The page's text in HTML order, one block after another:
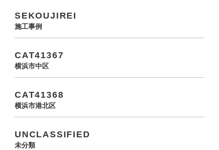
SEKOUJIREI
施工事例
CAT41367
横浜市中区
CAT41368
横浜市港北区
UNCLASSIFIED
未分類